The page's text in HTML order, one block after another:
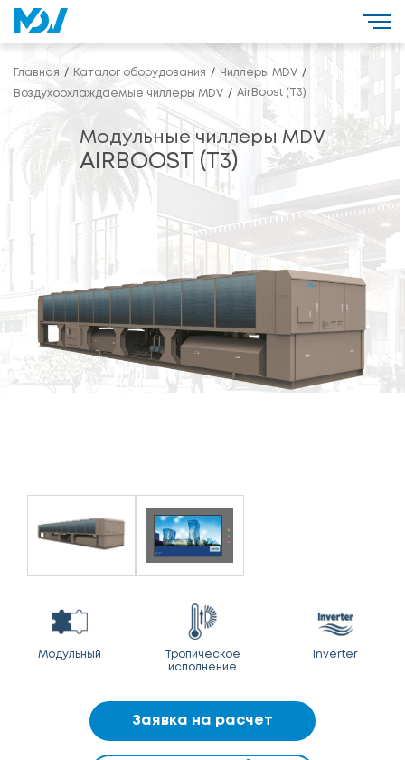
Главная Каталог оборудования Чиллеры MDV
Воздухоохлаждаемые чиллеры MDV AirBoost (T3)
Модульные чиллеры MDV
AIRBOOST (T3)
Модульный
Тропическое
исполнение
Inverter
Заявка на расчет